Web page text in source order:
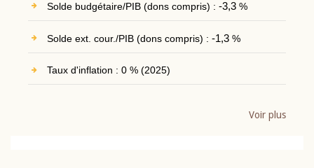
Solde budgétaire/PIB (dons compris) : -3,3%
Solde ext. cour./PIB (dons compris) : -1,3%
Taux d'inflation : 0 % (2025)
Voir plus